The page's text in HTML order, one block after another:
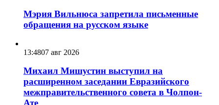
Мэрия Вильнюса запретила письменные
обращения на русском языке
13:4807 авг 2026
Михаил Мишустин выступил на
расширенном заседании Евразийского
межправительственного совета в Чолпон-